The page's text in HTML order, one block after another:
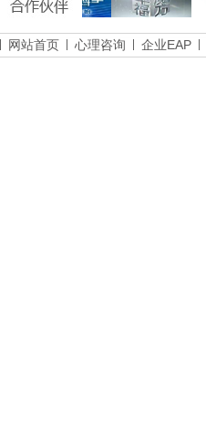
网站首页 心理咨询 企业EAP